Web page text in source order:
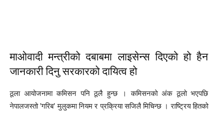
माओवादी मन्त्रीको दबाबमा लाइसेन्स दिएको हो हैन
जानकारी दिनु सरकारको दायित्व हो
ठूला आयोजनामा कमिसन पनि ठूलै हुन्छ । कमिसनको अंक ठूलो भएपछि
नेपालजस्तो ’गरिब’ मुलुकमा नियम र प्रक्रिया सजिलै मिचिन्छ । राष्ट्रिय हितको